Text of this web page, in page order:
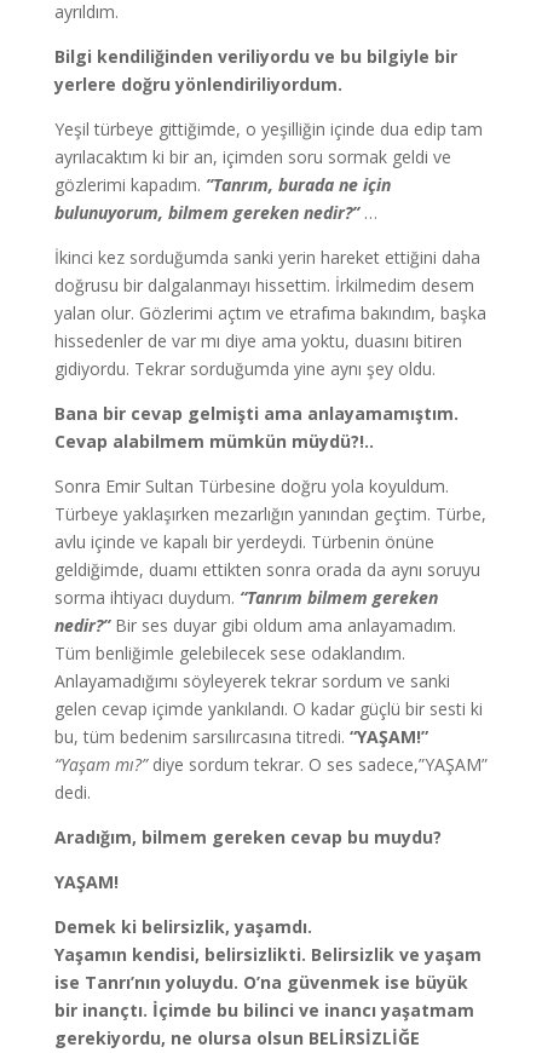
ayrıldım.
Bilgi kendiliğinden veriliyordu ve bu bilgiyle bir
yerlere doğru yönlendiriliyordum.
Yeşil türbeye gittiğimde, o yeşilliğin içinde dua edip tam
ayrılacaktım ki bir an, içimden soru sormak geldi ve
gözlerimi kapadım. ”Tanrım, burada ne için
bulunuyorum, bilmem gereken nedir?”…
İkinci kez sorduğumda sanki yerin hareket ettiğini daha
doğrusu bir dalgalanmayı hissettim. İrkilmedim desem
yalan olur. Gözlerimi açtım ve etrafıma bakındım, başka
hissedenler de var mı diye ama yoktu, duasını bitiren
gidiyordu. Tekrar sorduğumda yine aynı şey oldu.
Bana bir cevap gelmişti ama anlayamamıştım.
Cevap alabilmem mümkün müydü?!..
Sonra Emir Sultan Türbesine doğru yola koyuldum.
Türbeye yaklaşırken mezarlığın yanından geçtim. Türbe,
avlu içinde ve kapalı bir yerdeydi. Türbenin önüne
geldiğimde, duamı ettikten sonra orada da aynı soruyu
sorma ihtiyacı duydum. “Tanrım bilmem gereken
nedir?”Bir ses duyar gibi oldum ama anlayamadım.
Tüm benliğimle gelebilecek sese odaklandım.
Anlayamadığımı söyleyerek tekrar sordum ve sanki
gelen cevap içimde yankılandı. O kadar güçlü bir sesti ki
bu, tüm bedenim sarsılırcasına titredi. “YAŞAM!”
“Yaşam mı?”diye sordum tekrar. O ses sadece,”YAŞAM”
dedi.
Aradığım, bilmem gereken cevap bu muydu?
YAŞAM!
Demek ki belirsizlik, yaşamdı.
Yaşamın kendisi, belirsizlikti. Belirsizlik ve yaşam
ise Tanrı’nın yoluydu. O’na güvenmek ise büyük
bir inançtı. İçimde bu bilinci ve inancı yaşatmam
gerekiyordu, ne olursa olsun BELİRSİZLİĞE